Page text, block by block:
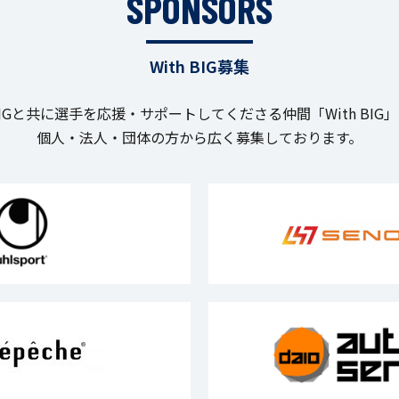
With BIG募集
と共に選手を応援・サポートしてくださる仲間「With BIG
個人・法人・団体の方から広く募集しております。